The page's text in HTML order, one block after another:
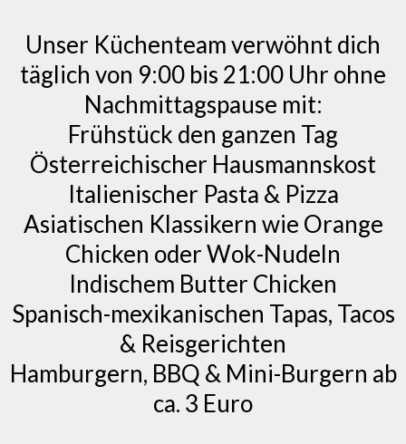
Unser Küchenteam verwöhnt dich
täglich von 9:00 bis 21:00 Uhr ohne
Nachmittagspause mit:
Frühstück den ganzen Tag
Österreichischer Hausmannskost
Italienischer Pasta & Pizza
Asiatischen Klassikern wie Orange
Chicken oder Wok-Nudeln
Indischem Butter Chicken
Spanisch-mexikanischen Tapas, Tacos
& Reisgerichten
Hamburgern, BBQ & Mini-Burgern ab
ca. 3 Euro